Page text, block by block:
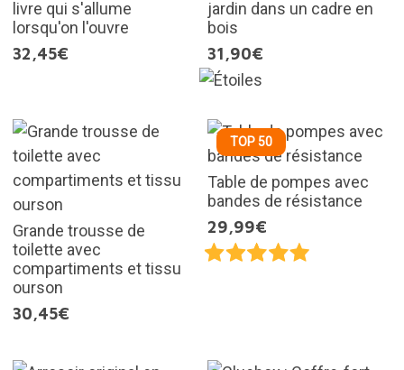
livre qui s'allume
lorsqu'on l'ouvre
32,45€
jardin dans un cadre en
bois
31,90€
Grande trousse de
toilette avec
compartiments et tissu
ourson
30,45€
TOP 50
Table de pompes avec
bandes de résistance
29,99€